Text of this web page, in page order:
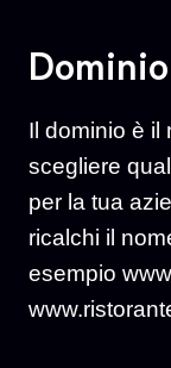
Il dominio è il
scegliere
per la tua
ricalchi il
esempio